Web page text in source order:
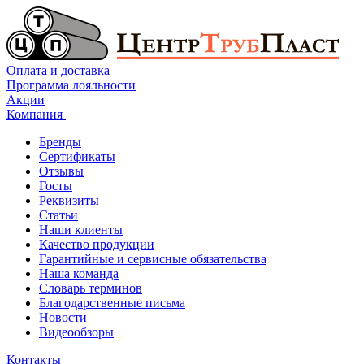
Оплата и доставка
Программа лояльности
Акции
Компания
Бренды
Сертификаты
Отзывы
Госты
Реквизиты
Статьи
Наши клиенты
Качество продукции
Гарантийные и сервисные обязательства
Наша команда
Словарь терминов
Благодарственные письма
Новости
Видеообзоры
Контакты